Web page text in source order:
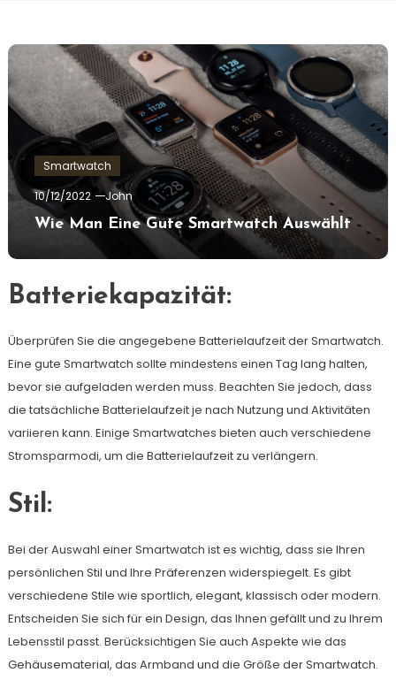
Smartwatch
10/12/2022
John
Wie Man Eine Gute Smartwatch Auswählt
Batteriekapazität:
Überprüfen Sie die angegebene Batterielaufzeit der Smartwatch.
Eine gute Smartwatch sollte mindestens einen Tag lang halten,
bevor sie aufgeladen werden muss. Beachten Sie jedoch, dass
die tatsächliche Batterielaufzeit je nach Nutzung und Aktivitäten
variieren kann. Einige Smartwatches bieten auch verschiedene
Stromsparmodi, um die Batterielaufzeit zu verlängern.
Stil:
Bei der Auswahl einer Smartwatch ist es wichtig, dass sie Ihren
persönlichen Stil und Ihre Präferenzen widerspiegelt. Es gibt
verschiedene Stile wie sportlich, elegant, klassisch oder modern.
Entscheiden Sie sich für ein Design, das Ihnen gefällt und zu Ihrem
Lebensstil passt. Berücksichtigen Sie auch Aspekte wie das
Gehäusematerial, das Armband und die Größe der Smartwatch.